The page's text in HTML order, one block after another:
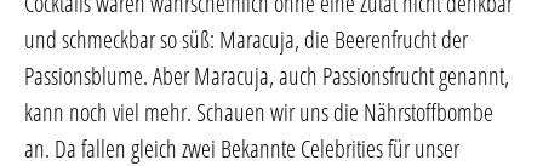
und schmeckbar so süß: Maracuja, die Beerenfrucht der
Passionsblume. Aber Maracuja, auch Passionsfrucht genannt,
kann noch viel mehr. Schauen wir uns die Nährstoffbombe
an. Da fallen gleich zwei Bekannte Celebrities für unser